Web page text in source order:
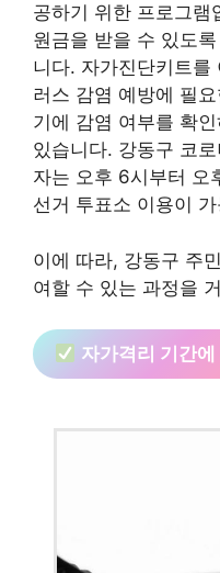
공하기 위한 프로그램
원금을 받을 수 있도
니다. 자가진단키트를
러스 감염 예방에 필
기에 감염 여부를 확
있습니다. 강동구 코
자는 오후 6시부터 오
선거 투표소 이용이
이에 따라, 강동구 주
여할 수 있는 과정을
자가격리 기간